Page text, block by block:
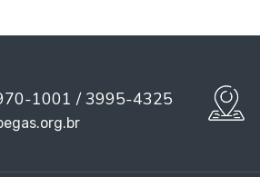
1001 / 3995-4325